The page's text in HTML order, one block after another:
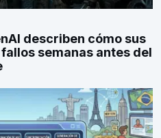
describen cómo sus
semanas antes del